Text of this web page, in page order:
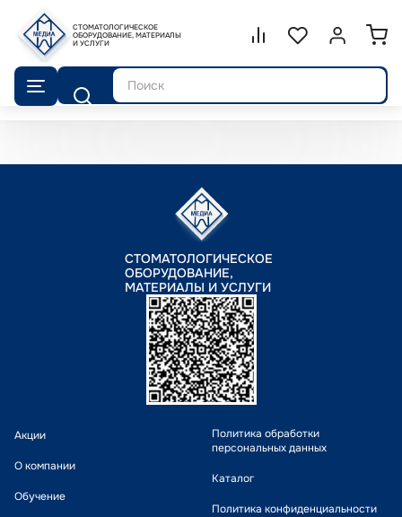
СТОМАТОЛОГИЧЕСКОЕ
ОБОРУДОВАНИЕ, МАТЕРИАЛЫ
И УСЛУГИ
Сравнение.
СписокВойти или
Поиск
СТОМАТОЛОГИЧЕСКОЕ
ОБОРУДОВАНИЕ,
МАТЕРИАЛЫ И УСЛУГИ
Акции
О компании
Обучение
Политика обработки
персональных данных
Каталог
Политика конфиденциальности